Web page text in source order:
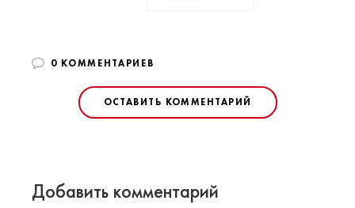
0 КОММЕНТАРИЕВ
ОСТАВИТЬ КОММЕНТАРИЙ
Добавить комментарий